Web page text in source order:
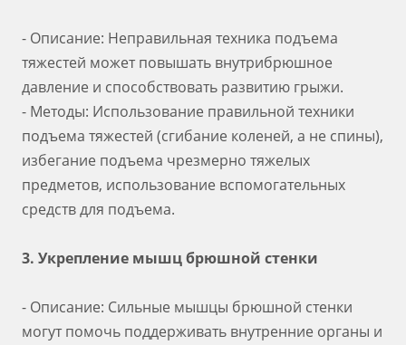
- Описание: Неправильная техника подъема
тяжестей может повышать внутрибрюшное
давление и способствовать развитию грыжи.
- Методы: Использование правильной техники
подъема тяжестей (сгибание коленей, а не спины),
избегание подъема чрезмерно тяжелых
предметов, использование вспомогательных
средств для подъема.
3. Укрепление мышц брюшной стенки
- Описание: Сильные мышцы брюшной стенки
могут помочь поддерживать внутренние органы и